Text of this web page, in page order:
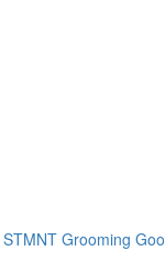
STMNT Grooming